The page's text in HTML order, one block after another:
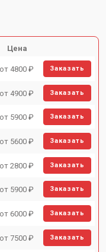
Цена
от 4800 ₽ Заказать
от 4900 ₽ Заказать
от 5900 ₽ Заказать
от 5600 ₽ Заказать
от 2800 ₽ Заказать
от 5900 ₽ Заказать
от 6000 ₽ Заказать
от 7500 ₽ Заказать